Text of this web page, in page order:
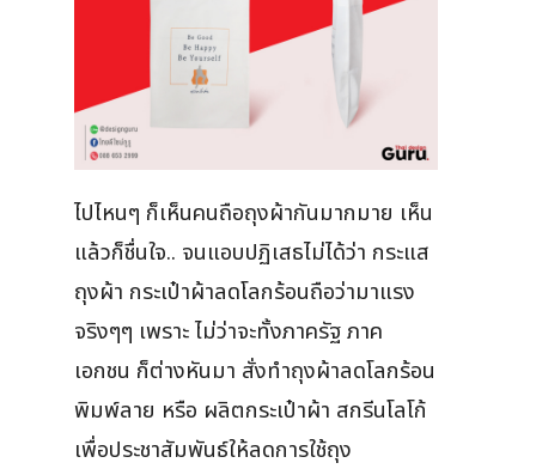
ไปไหนๆ ก็เห็นคนถือถุงผ้ากันมากมาย เห็น
แล้วก็ชื่นใจ.. จนแอบปฏิเสธไม่ได้ว่า กระแส
ถุงผ้า กระเป๋าผ้าลดโลกร้อนถือว่ามาแรง
จริงๆๆ เพราะ ไม่ว่าจะทั้งภาครัฐ ภาค
เอกชน ก็ต่างหันมา สั่งทำถุงผ้าลดโลกร้อน
พิมพ์ลาย หรือ ผลิตกระเป๋าผ้า สกรีนโลโก้
เพื่อประชาสัมพันธ์ให้ลดการใช้ถุง